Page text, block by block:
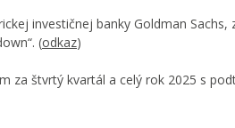
investičnej banky Goldman
(odkaz)
za štvrtý kvartál a celý rok 2025 s